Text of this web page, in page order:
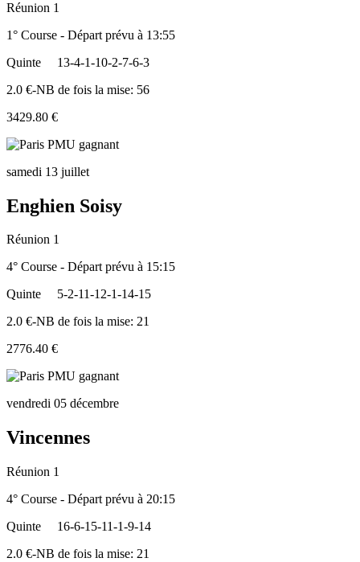
Réunion 1
1° Course - Départ prévu à 13:55
Quinte
13-4-1-10-2-7-6-3
2.0 €-NB de fois la mise: 56
3429.80 €
samedi 13 juillet
Enghien Soisy
Réunion 1
4° Course - Départ prévu à 15:15
Quinte
5-2-11-12-1-14-15
2.0 €-NB de fois la mise: 21
2776.40 €
vendredi 05 décembre
Vincennes
Réunion 1
4° Course - Départ prévu à 20:15
Quinte
16-6-15-11-1-9-14
2.0 €-NB de fois la mise: 21